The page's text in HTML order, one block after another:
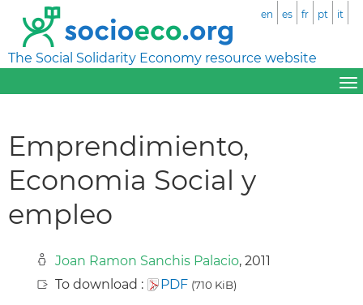
The Social Solidarity Economy resource website
en es fr pt it
Emprendimiento,
Economia Social y
empleo
Joan Ramon Sanchis Palacio, 2011
To download :
PDF (710 KiB)